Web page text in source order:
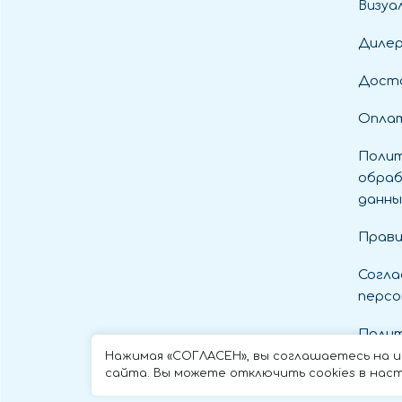
Нажимая «СОГЛАСЕН», вы соглашаетесь на
сайта. Вы можете отключить cookies в